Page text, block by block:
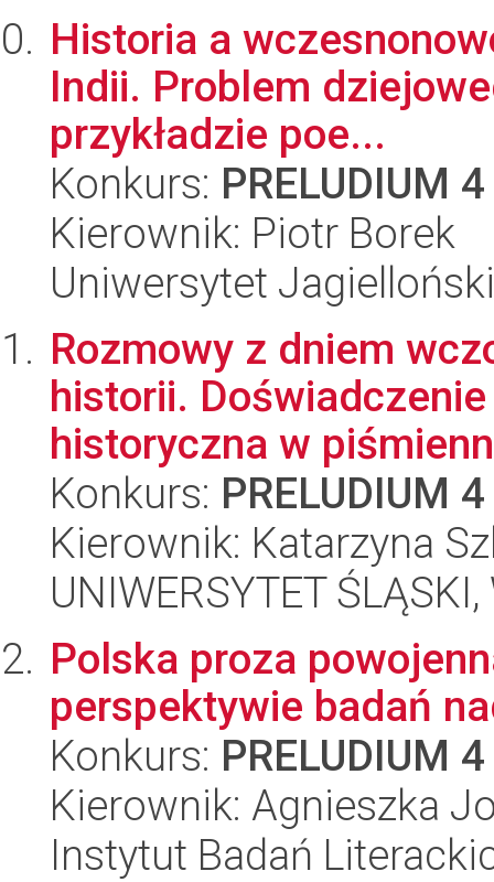
Historia a
Indii. Problem
przykładzie poe...
Konkurs: PRELUDIUM 4
Kierownik: Piotr Borek
Uniwersytet
Rozmowy z dniem
historii.
historyczna w
Konkurs: PRELUDIUM 4
Kierownik: Katarzyna
UNIWERSYTET
Polska proza
perspektywie badań
Konkurs: PRELUDIUM 4
Kierownik: Agnieszka
Instytut Badań